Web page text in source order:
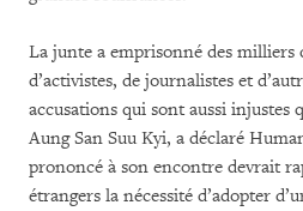
La junte a emprisonné des milliers
d’activistes, de journalistes et
accusations qui sont aussi injustes
Aung San Suu Kyi, a déclaré
prononcé à son encontre devrait
étrangers la nécessité d’adopter